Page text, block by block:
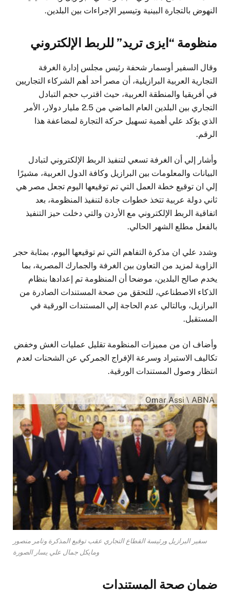
النهوض بالتجارة البينية وتيسير الإجراءات بين البلدين.
منظومة “ايزى تريد” للربط الإلكتروني
وقال السفير أوسمار شحفة رئيس مجلس إدارة الغرفة
التجارية العربية البرازيلية، أن مصر أحد أهم الشركاء التجاريين
في أفريقيا والمنطقة العربية، حيث اقترب حجم التبادل
التجاري بين البلدين العام الماضي من 2.5 مليار دولار، الأمر
الذي يؤكد علي أهمية تسهيل حركة التجارة لمضاعفة هذا
الرقم.
وأشار إلي أن الغرفة تسعي لتنفيذ الربط الإلكتروني لتبادل
البيانات والمعلومات بين البرازيل وكافة الدول العربية، مشيرًا
إلي ان توقيع خطة العمل التي تم توقيعها اليوم تجعل مصر هي
ثاني دولة عربية تتخذ خطوات جادة لتنفيذ المنظومة، بعد
اتفاقية الربط الإلكتروني مع الأردن والتي دخلت حيز التنفيذ
بالفعل مطلع الشهر الحالي.
وشدد علي ان مذكرة التفاهم التي تم توقيعها اليوم، بمثابة حجر
الزاوية لمزيد من التعاون بين الغرفة والجمارك المصرية، بما
يخدم صالح البلدين، موضحا أن المنظومة تم إعدادها بنظام
الذكاء الاصطناعي، للتحقق من صحة المستندات الصادرة من
البرازيل، وبالتالي عدم الحاجة إلي المستندات الورقية في
المستقبل.
وأضاف ان من مميزات المنظومة تقليل عمليات الغش وخفض
تكاليف الاستيراد وسرعة الإفراج الجمركي عن الشحنات لعدم
انتظار وصول المستندات الورقية.
Omar Assi \ ABNA
سفير البرازيل ورئيسة القطاع التجاري عقب توقيع المذكرة وتامر منصور
ومايكل جمال علي يسار الصورة
ضمان صحة المستندات